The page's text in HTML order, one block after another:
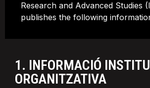
Research and Advanced Studies
publishes the following
1. INFORMACIÓ
ORGANITZATIVA